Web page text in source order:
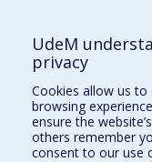
Who does what?
Find us
Site map
Accessibility
UdeM
privacy
Cookies allow us to
browsing
ensure the
others remember
consent to our use